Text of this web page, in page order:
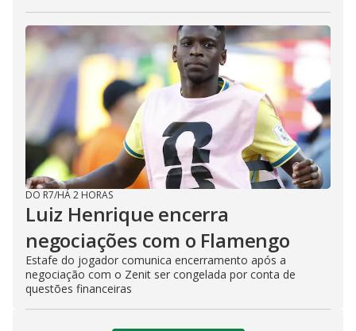
DO R7/HÁ 2 HORAS
Luiz Henrique encerra
negociações com o Flamengo
Estafe do jogador comunica encerramento após a
negociação com o Zenit ser congelada por conta de
questões financeiras